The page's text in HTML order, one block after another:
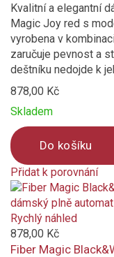
Kvalitní a elegantní
Magic Joy red s
vyrobena v
zaručuje pevnost a
deštníku nedojde k
878,00 Kč
Skladem
Do košíku
Přidat k porovnání
Product
is
added
to
compare
Rychlý náhled
878,00 Kč
Fiber Magic